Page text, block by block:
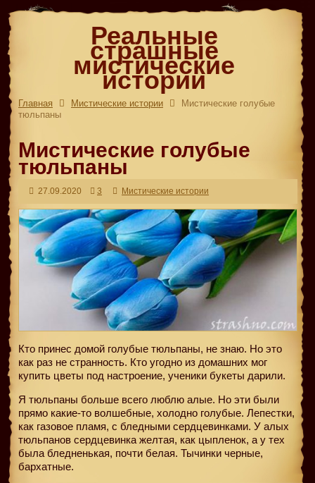
Реальные
страшные
мистические
истории
Главная Мистические истории
Мистические голубые
тюльпаны
Мистические голубые
тюльпаны
27.09.2020 3 Мистические истории
Кто принес домой голубые тюльпаны, не знаю. Но это
как раз не странность. Кто угодно из домашних мог
купить цветы под настроение, ученики букеты дарили.
Я тюльпаны больше всего люблю алые. Но эти были
прямо какие-то волшебные, холодно голубые. Лепестки,
как газовое пламя, с бледными сердцевинками. У алых
тюльпанов сердцевинка желтая, как цыпленок, а у тех
была бледненькая, почти белая. Тычинки черные,
бархатные.